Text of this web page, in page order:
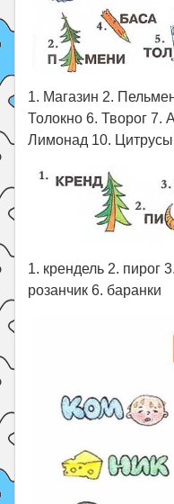
1. Магазин 2.
Толокно 6. Творог 7.
Лимонад 10.
1. крендель 2. пирог
розанчик 6. баранки